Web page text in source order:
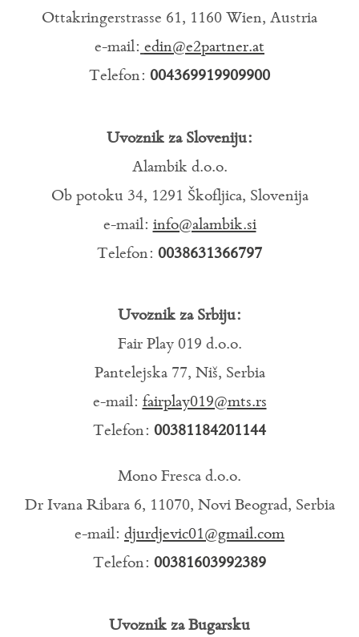
Ottakringerstrasse 61, 1160 Wien, Austria
e-mail: edin@e2partner.at
Telefon: 004369919909900
Uvoznik za Sloveniju:
Alambik d.o.o.
Ob potoku 34, 1291 Škofljica, Slovenija
e-mail: info@alambik.si
Telefon: 0038631366797
Uvoznik za Srbiju:
Fair Play 019 d.o.o.
Pantelejska 77, Niš, Serbia
e-mail: fairplay019@mts.rs
Telefon: 00381184201144
Mono Fresca d.o.o.
Dr Ivana Ribara 6, 11070, Novi Beograd, Serbia
e-mail: djurdjevic01@gmail.com
Telefon: 00381603992389
Uvoznik za Bugarsku